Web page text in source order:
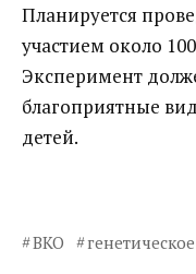
Планируется
участием около
Эксперимент
благоприятные
детей.
ВКО